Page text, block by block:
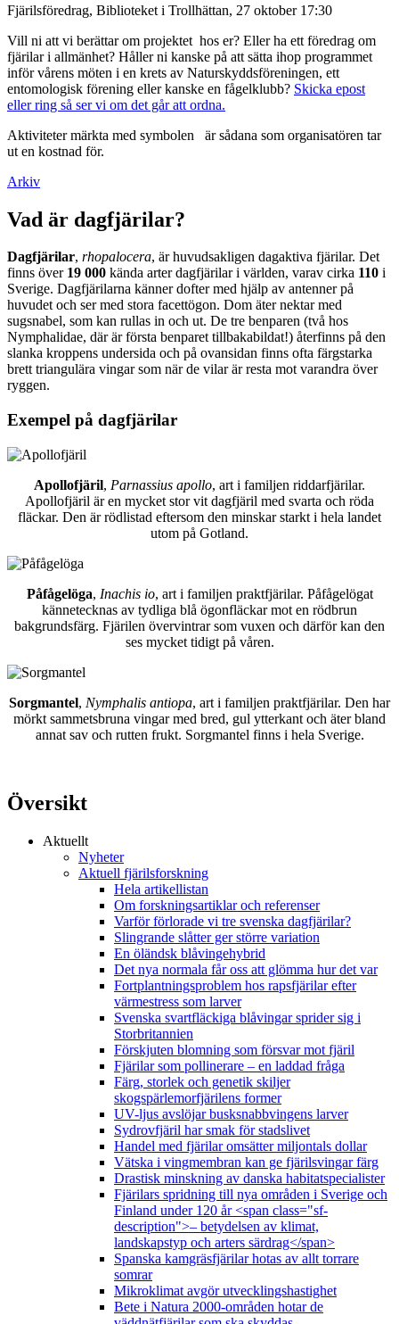
Fjärilsföredrag, Biblioteket i Trollhättan, 27 oktober 17:30
Vill ni att vi berättar om projektet hos er? Eller ha ett föredrag om
fjärilar i allmänhet? Håller ni kanske på att sätta ihop programmet
inför vårens möten i en krets av Naturskyddsföreningen, ett
entomologisk förening eller kanske en fågelklubb? Skicka epost
eller ring så ser vi om det går att ordna.
Aktiviteter märkta med symbolen
är sådana som organisatören tar
ut en kostnad för.
Arkiv
Vad är dagfjärilar?
Dagfjärilar, rhopalocera, är huvudsakligen dagaktiva fjärilar. Det
finns över 19 000 kända arter dagfjärilar i världen, varav cirka 110 i
Sverige. Dagfjärilarna känner dofter med hjälp av antenner på
huvudet och ser med stora facettögon. Dom äter nektar med
sugsnabel, som kan rullas in och ut. De tre benparen (två hos
Nymphalidae, där är första benparet tillbakabildat!) återfinns på den
slanka kroppens undersida och på ovansidan finns ofta färgstarka
brett triangulära vingar som när de vilar är resta mot varandra över
ryggen.
Exempel på dagfjärilar
Apollofjäril, Parnassius apollo, art i familjen riddarfjärilar.
Apollofjäril är en mycket stor vit dagfjäril med svarta och röda
fläckar. Den är rödlistad eftersom den minskar starkt i hela landet
utom på Gotland.
Påfågelöga, Inachis io, art i familjen praktfjärilar. Påfågelögat
kännetecknas av tydliga blå ögonfläckar mot en rödbrun
bakgrundsfärg. Fjärilen övervintrar som vuxen och därför kan den
ses mycket tidigt på våren.
Sorgmantel, Nymphalis antiopa, art i familjen praktfjärilar. Den har
mörkt sammetsbruna vingar med bred, gul ytterkant och äter bland
annat sav och rutten frukt. Sorgmantel finns i hela Sverige.
Översikt
Aktuellt
Nyheter
Aktuell fjärilsforskning
Hela artikellistan
Om forskningsartiklar och referenser
Varför förlorade vi tre svenska dagfjärilar?
Slingrande slåtter ger större variation
En öländsk blåvingehybrid
Det nya normala får oss att glömma hur det var
Fortplantningsproblem hos rapsfjärilar efter
värmestress som larver
Svenska svartfläckiga blåvingar sprider sig i
Storbritannien
Förskjuten blomning som försvar mot fjäril
Fjärilar som pollinerare – en laddad fråga
Färg, storlek och genetik skiljer
skogspärlemorfjärilens former
UV-ljus avslöjar busksnabbvingens larver
Sydrovfjäril har smak för stadslivet
Handel med fjärilar omsätter miljontals dollar
Vätska i vingmembran kan ge fjärilsvingar färg
Drastisk minskning av danska habitatspecialister
Fjärilars spridning till nya områden i Sverige och
Finland under 120 år <span class="sf-
description">– betydelsen av klimat,
landskapstyp och arters särdrag</span>
Spanska kamgräsfjärilar hotas av allt torrare
somrar
Mikroklimat avgör utvecklingshastighet
Bete i Natura 2000-områden hotar de